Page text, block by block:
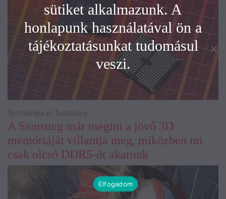
A Samsung már megint a jövő 3D
memóriáját villantja meg, miközben mi
csak olcsó DDR5-öt akarunk
Technológia és Tudomány
sütiket alkalmazunk. A
honlapunk használatával ön a
tájékoztatásunkat tudomásul
veszi.
Elfogadom